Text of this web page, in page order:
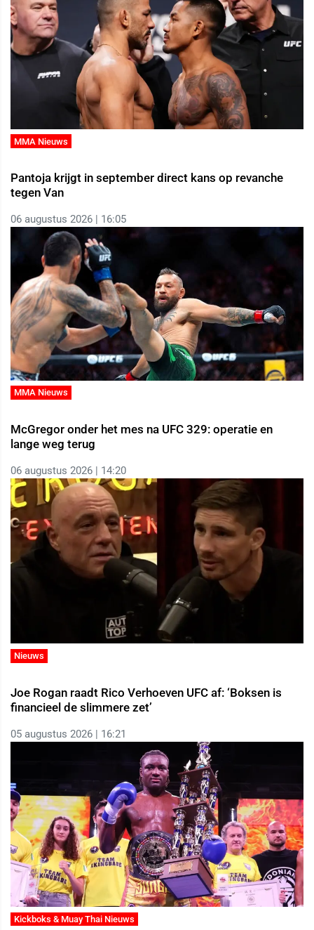
MMA Nieuws
Pantoja krijgt in september direct kans op revanche
tegen Van
06 augustus 2026 | 16:05
MMA Nieuws
McGregor onder het mes na UFC 329: operatie en
lange weg terug
06 augustus 2026 | 14:20
Nieuws
Joe Rogan raadt Rico Verhoeven UFC af: ‘Boksen is
financieel de slimmere zet’
05 augustus 2026 | 16:21
Kickboks & Muay Thai Nieuws